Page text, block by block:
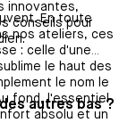
innovantes,
conseils pour
En toute
nos ateliers, ces
: celle d'une
le haut des
le nom le
fond, l'essentiel
absolu et un
autres bas ?